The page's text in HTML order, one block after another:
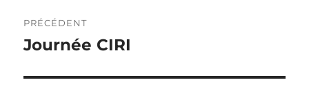
de
PRÉCÉDENT
Article
Journée CIRI